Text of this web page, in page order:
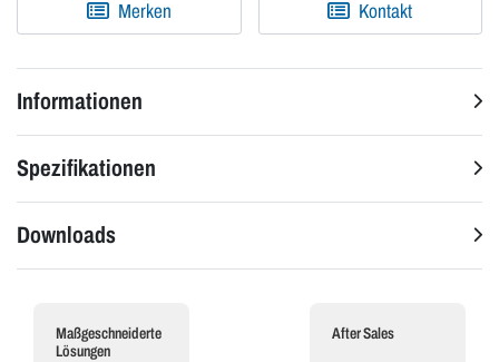
Merken Kontakt
Informationen
Spezifikationen
Downloads
Maßgeschneiderte
Lösungen
After Sales